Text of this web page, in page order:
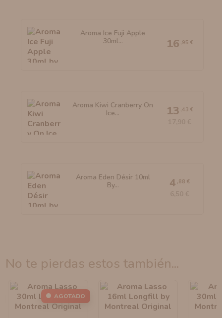
Aroma Ice Fuji Apple
30ml...
16 ,95 €
Aroma Kiwi Cranberry On
Ice...
13 ,43 €
Aroma Eden Désir 10ml
By...
4 ,88 €
no te pierdas estos también...
AGOTADO